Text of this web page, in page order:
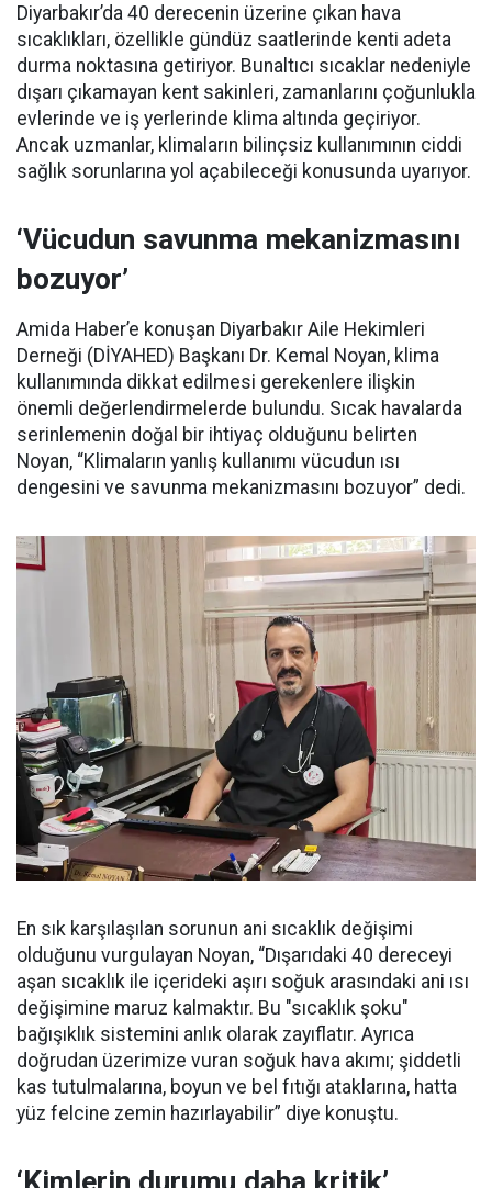
Diyarbakır’da 40 derecenin üzerine çıkan hava
sıcaklıkları, özellikle gündüz saatlerinde kenti adeta
durma noktasına getiriyor. Bunaltıcı sıcaklar nedeniyle
dışarı çıkamayan kent sakinleri, zamanlarını çoğunlukla
evlerinde ve iş yerlerinde klima altında geçiriyor.
Ancak uzmanlar, klimaların bilinçsiz kullanımının ciddi
sağlık sorunlarına yol açabileceği konusunda uyarıyor.
‘Vücudun savunma mekanizmasını
bozuyor’
Amida Haber’e konuşan Diyarbakır Aile Hekimleri
Derneği (DİYAHED) Başkanı Dr. Kemal Noyan, klima
kullanımında dikkat edilmesi gerekenlere ilişkin
önemli değerlendirmelerde bulundu. Sıcak havalarda
serinlemenin doğal bir ihtiyaç olduğunu belirten
Noyan, “Klimaların yanlış kullanımı vücudun ısı
dengesini ve savunma mekanizmasını bozuyor” dedi.
En sık karşılaşılan sorunun ani sıcaklık değişimi
olduğunu vurgulayan Noyan, “Dışarıdaki 40 dereceyi
aşan sıcaklık ile içerideki aşırı soğuk arasındaki ani ısı
değişimine maruz kalmaktır. Bu "sıcaklık şoku"
bağışıklık sistemini anlık olarak zayıflatır. Ayrıca
doğrudan üzerimize vuran soğuk hava akımı; şiddetli
kas tutulmalarına, boyun ve bel fıtığı ataklarına, hatta
yüz felcine zemin hazırlayabilir” diye konuştu.
‘Kimlerin durumu daha kritik’